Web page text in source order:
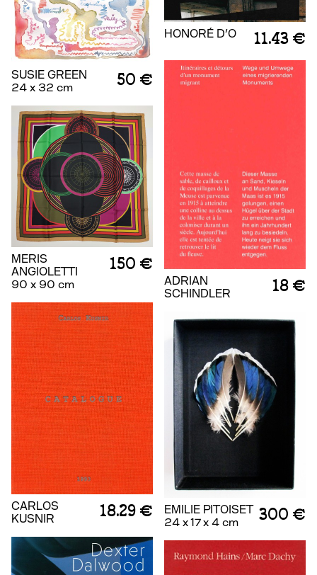
HONORÉ D'O 11.43 €
SUSIE GREEN
24 x 32 cm
50 €
ADRIAN
SCHINDLER
18 €
MERIS
ANGIOLETTI
90 x 90 cm
150 €
CARLOS
KUSNIR
18.29 €
EMILIE PITOISET
24 x 17 x 4 cm
300 €